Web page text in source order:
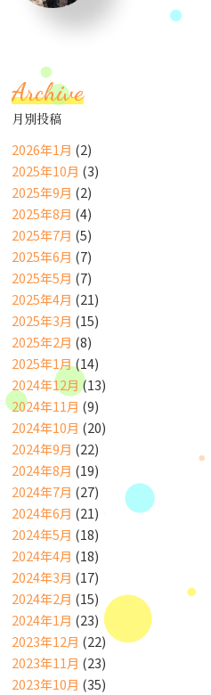
Archive
月別投稿
2026年1月 (2)
2025年10月 (3)
2025年9月 (2)
2025年8月 (4)
2025年7月 (5)
2025年6月 (7)
2025年5月 (7)
2025年4月 (21)
2025年3月 (15)
2025年2月 (8)
2025年1月(14)
2024年12月 (13)
2024年11月 (9)
2024年10月 (20)
2024年9月 (22)
2024年8月 (19)
2024年7月 (27)
2024年6月 (21)
2024年5月 (18)
2024年4月 (18)
2024年3月 (17)
2024年2月 (15)
2024年1月 (23)
2023年12月 (22)
2023年11月 (23)
2023年10月 (35)